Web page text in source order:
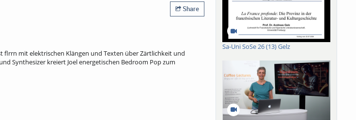
Share
mit elektrischen Klängen und Texten über Zärtlichkeit und
Synthesizer kreiert Joel energetischen Bedroom Pop zum
Sa-Uni SoSe 26 (13) Gelz